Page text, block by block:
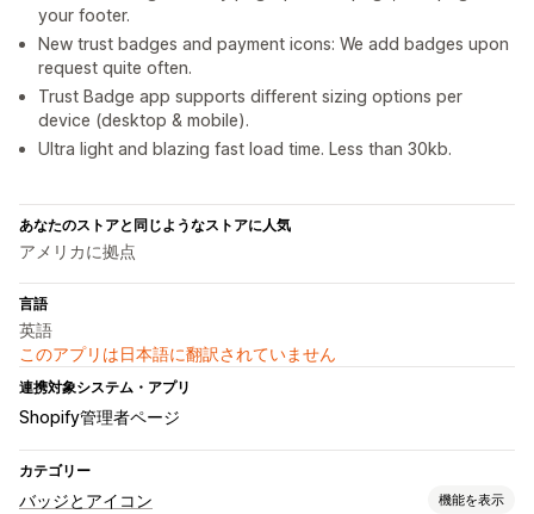
your footer.
New trust badges and payment icons: We add badges upon
request quite often.
Trust Badge app supports different sizing options per
device (desktop & mobile).
Ultra light and blazing fast load time. Less than 30kb.
あなたのストアと同じようなストアに人気
アメリカに拠点
言語
英語
このアプリは日本語に翻訳されていません
連携対象システム・アプリ
Shopify管理者ページ
カテゴリー
バッジとアイコン 機能を表示